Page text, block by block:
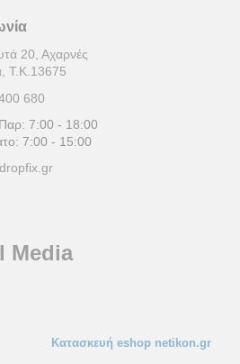
20, Αχαρνές
Τ.Κ.13675
680
7:00 - 18:00
7:00 - 15:00
Media
Κατασκευή eshop netikon.gr